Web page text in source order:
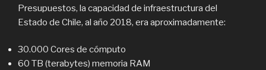
Presupuestos, la capacidad de infraestructura del
Estado de Chile, al año 2018, era aproximadamente:
30.000 Cores de cómputo
60 TB (terabytes) memoria RAM